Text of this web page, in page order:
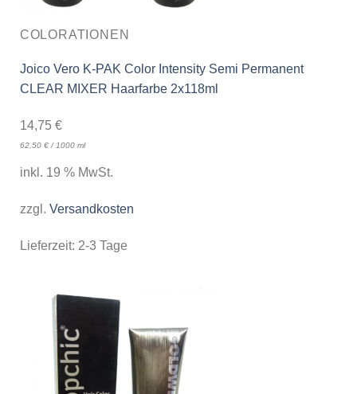
COLORATIONEN
Joico Vero K-PAK Color Intensity Semi Permanent
CLEAR MIXER Haarfarbe 2x118ml
14,75 €
62,50 €/ 1000 ml
inkl. 19 % MwSt.
zzgl. Versandkosten
Lieferzeit: 2-3 Tage